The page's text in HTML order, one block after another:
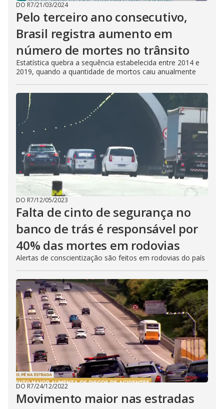
DO R7/21/03/2024
Pelo terceiro ano consecutivo,
Brasil registra aumento em
número de mortes no trânsito
Estatística quebra a sequência estabelecida entre 2014 e
2019, quando a quantidade de mortos caiu anualmente
DO R7/12/05/2023
Falta de cinto de segurança no
banco de trás é responsável por
40% das mortes em rodovias
Alertas de conscientização são feitos em rodovias do país
DO R7/24/12/2022
Movimento maior nas estradas